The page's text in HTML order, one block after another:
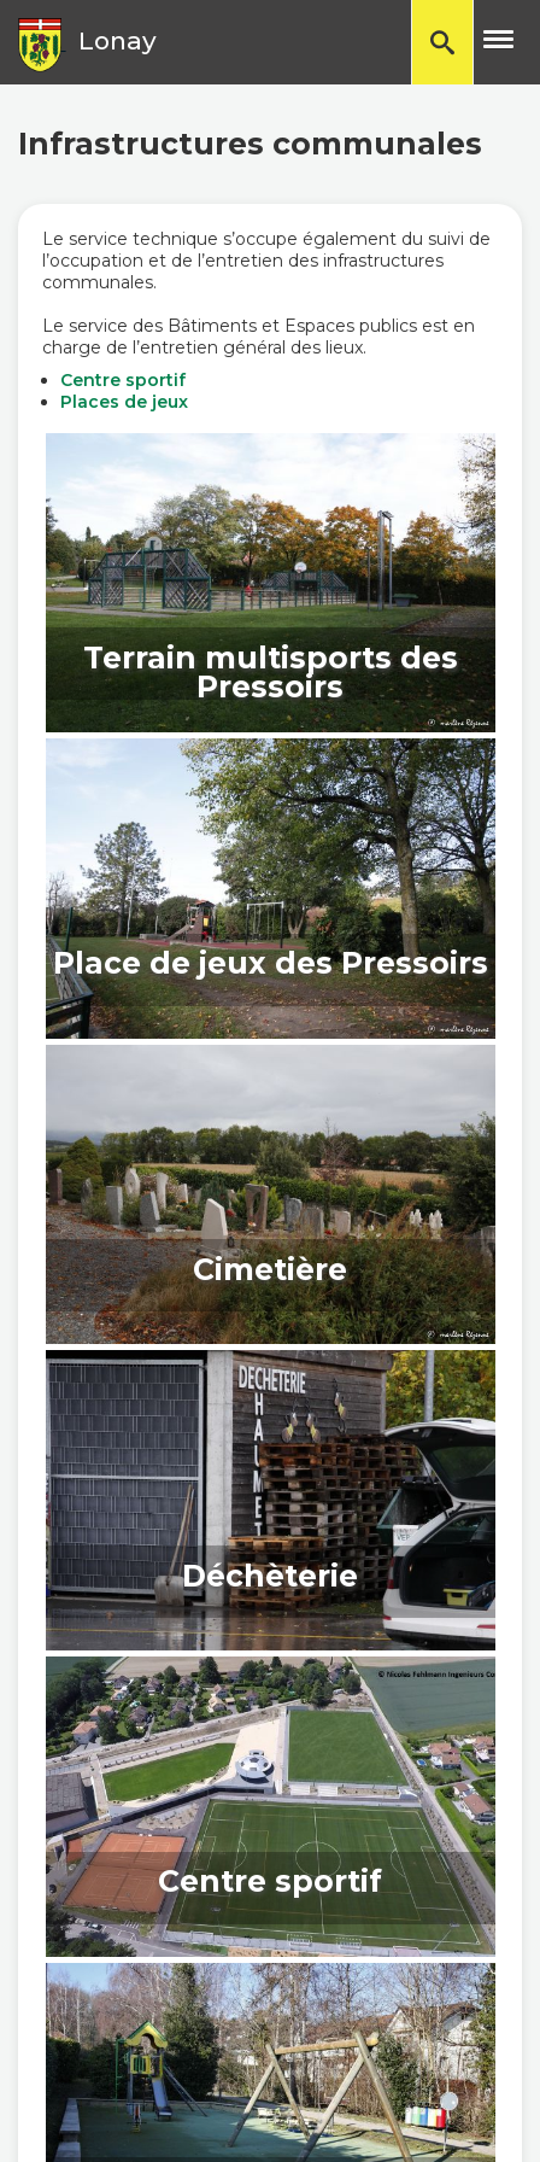
Lonay
Infrastructures communales
Le service technique s’occupe également du suivi de
l’occupation et de l’entretien des infrastructures
communales.
Le service des Bâtiments et Espaces publics est en
charge de l’entretien général des lieux.
Centre sportif
Places de jeux
Terrain multisports des
Pressoirs
Place de jeux des Pressoirs
Cimetière
Déchèterie
Centre sportif